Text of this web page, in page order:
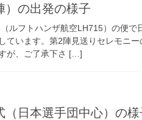
）の出発の様子
ルフトハンザ航空LH715）の便で
ています。第2陣見送りセレモニー
が、ご了承下さ […]
（日本選手団中心）の様